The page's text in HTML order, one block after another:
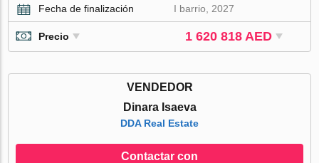
Fecha de finalización
I barrio, 2027
Precio 1 620 818 AED
VENDEDOR
Dinara Isaeva
DDA Real Estate
Contactar con